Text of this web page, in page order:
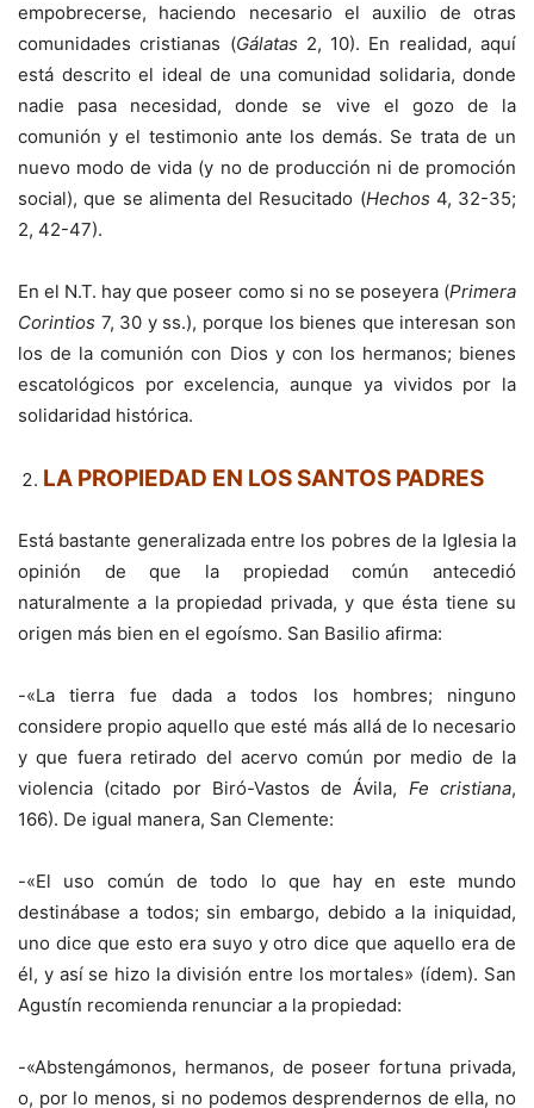
empobrecerse, haciendo necesario el auxilio de otras
comunidades cristianas (Gálatas 2, 10). En realidad, aquí
está descrito el ideal de una comunidad solidaria, donde
nadie pasa necesidad, donde se vive el gozo de la
comunión y el testimonio ante los demás. Se trata de un
nuevo modo de vida (y no de producción ni de promoción
social), que se alimenta del Resucitado (Hechos 4, 32-35;
2, 42-47).
En el N.T. hay que poseer como si no se poseyera (Primera
Corintios 7, 30 y ss.), porque los bienes que interesan son
los de la comunión con Dios y con los hermanos; bienes
escatológicos por excelencia, aunque ya vividos por la
solidaridad histórica.
LA PROPIEDAD EN LOS SANTOS PADRES
Está bastante generalizada entre los pobres de la Iglesia la
opinión de que la propiedad común antecedió
naturalmente a la propiedad privada, y que ésta tiene su
origen más bien en el egoísmo. San Basilio afirma:
-«La tierra fue dada a todos los hombres; ninguno
considere propio aquello que esté más allá de lo necesario
y que fuera retirado del acervo común por medio de la
violencia (citado por Biró-Vastos de Ávila, Fe cristiana,
166). De igual manera, San Clemente:
-«El uso común de todo lo que hay en este mundo
destinábase a todos; sin embargo, debido a la iniquidad,
uno dice que esto era suyo y otro dice que aquello era de
él, y así se hizo la división entre los mortales» (ídem). San
Agustín recomienda renunciar a la propiedad:
-«Abstengámonos, hermanos, de poseer fortuna privada,
o, por lo menos, si no podemos desprendernos de ella, no